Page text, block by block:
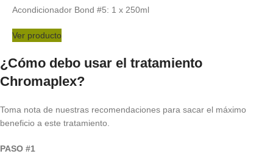
Acondicionador Bond #5: 1 x 250ml
Ver producto
¿Cómo debo usar el tratamiento
Chromaplex?
Toma nota de nuestras recomendaciones para sacar el máximo
beneficio a este tratamiento.
PASO #1